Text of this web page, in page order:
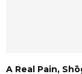
A Real Pain,